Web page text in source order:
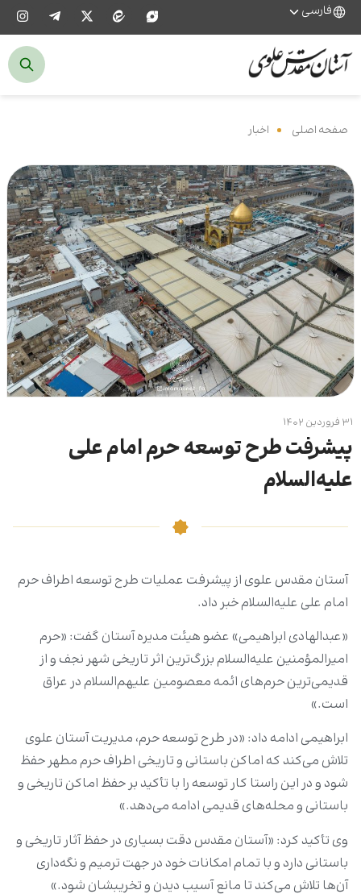
فارسی
صفحه اصلی اخبار
۳۱ فروردین ۱۴۰۲
پیشرفت طرح توسعه حرم امام علی
علیه‌السلام
آستان مقدس علوی از پیشرفت عملیات طرح توسعه اطراف حرم
امام‌ علی علیه‌السلام خبر داد.
«عبدالهادی ابراهیمی» عضو هیئت مدیره آستان گفت: «حرم
امیرالمؤمنین علیه‌السلام بزرگ‌ترین اثر تاریخی شهر نجف و از
قدیمی‌‌ترین حرم‌های ائمه معصومین علیهم‌السلام در عراق
است.»
ابراهیمی ادامه داد: «در طرح توسعه حرم، مدیریت آستان علوی
تلاش می‌کند که اماکن باستانی و تاریخی اطراف حرم مطهر حفظ
شود و در این راستا کار توسعه را با تأکید بر حفظ اماکن تاریخی و
باستانی و محله‌های قدیمی ادامه می‌دهد.»
وی تأکید کرد: «آستان مقدس دقت بسیاری در حفظ آثار تاریخی و
باستانی دارد و با تمام امکانات خود در جهت ترمیم و نگه‌داری
آن‌ها تلاش می‌کند تا مانع آسیب دیدن و تخریبشان شود.»